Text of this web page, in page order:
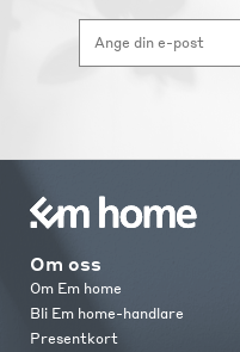
Om oss
Om Em home
Bli Em home-handlare
Presentkort